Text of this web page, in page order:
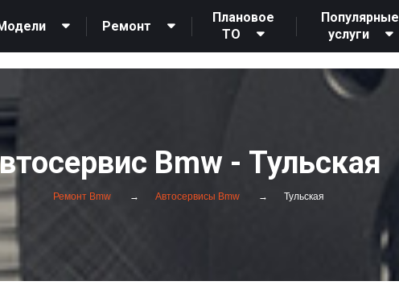
Ремонт
Плановое
ТО
Популярные
услуги
Bmw - Тульская
Ремонт Bmw Автосервисы Bmw Тульская